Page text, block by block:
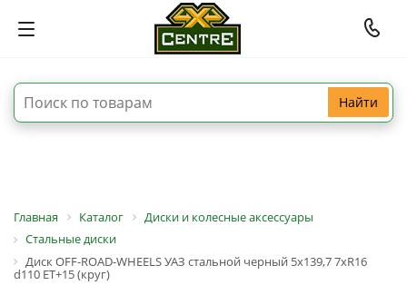
Найти
Главная Каталог
Диски и колесные аксессуары
Стальные диски
Диск OFF-ROAD-WHEELS УАЗ стальной черный 5x139,7 7xR16
d110 ET+15 (круг)